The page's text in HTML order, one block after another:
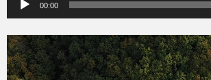
00:00
Videólejátszó